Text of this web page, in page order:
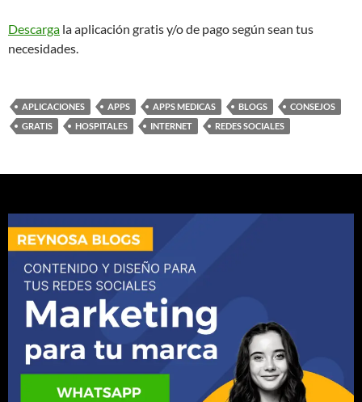
Descarga la aplicación gratis y/o de pago según sean tus
necesidades.
APLICACIONES APPS APPS MEDICAS BLOGS
CONSEJOS
GRATIS
HOSPITALES INTERNET REDES SOCIALES